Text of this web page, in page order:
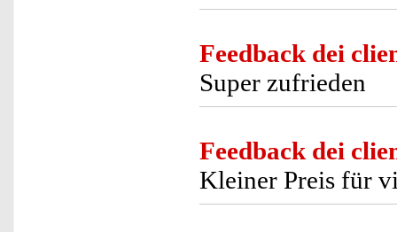
Feedback dei
Super zufrieden
Feedback dei
Kleiner Preis für